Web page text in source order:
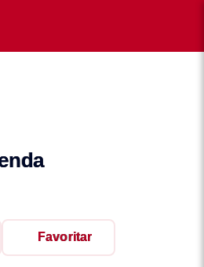
Favoritar